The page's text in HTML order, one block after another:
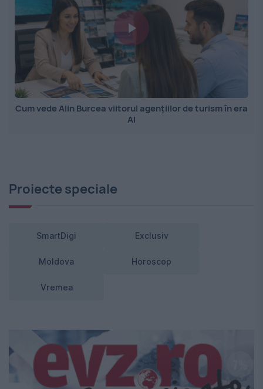
Cum vede Alin Burcea viitorul agențiilor de turism în era
AI
Proiecte speciale
SmartDigi Exclusiv
Moldova Horoscop
Vremea